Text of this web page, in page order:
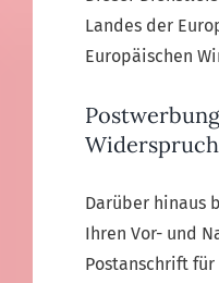
Landes der
Europäischen
Darüber hinaus
Ihren Vor- und
Postanschrift für